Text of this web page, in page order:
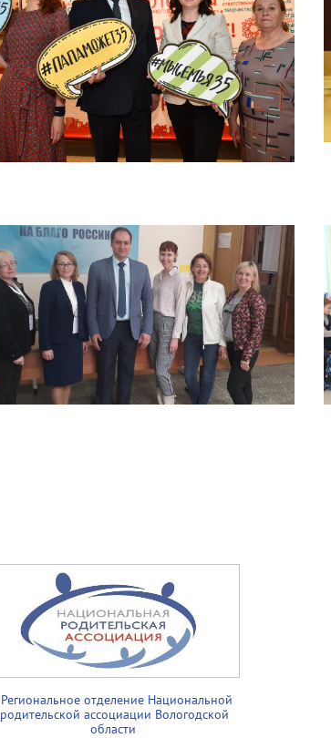
Региональное отделение Национальной
родительской ассоциации Вологодской
области